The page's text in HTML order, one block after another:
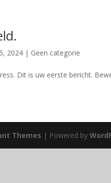
2024| Geen categorie
Dit is uw eerste bericht.
Themes | Powered by